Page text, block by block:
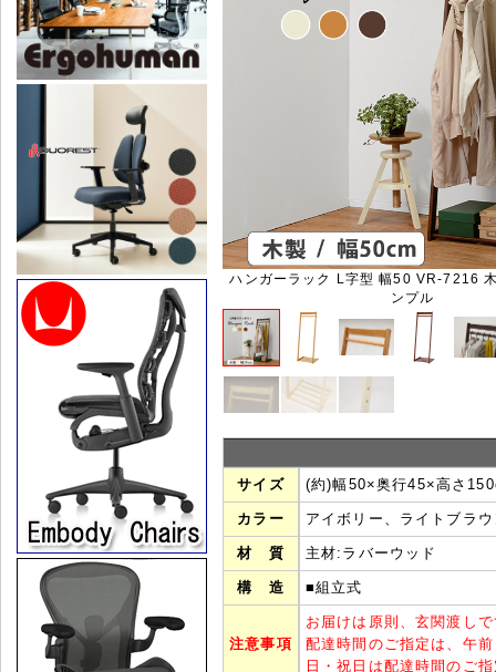
ハンガーラック L字型 幅50 VR-7216
ンプル
サイズ (約)幅50×奥行45×高さ
カラー アイボリー、ライトブラ
材 質 主材:ラバーウッド
構 造 ■組立式
注意事項
お届けは原則、玄関渡し
配達時間のご指定は、午
日・祝日は配達時間のご